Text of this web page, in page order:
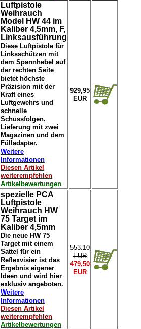
Luftpistole
Weihrauch
Model HW 44 im
Kaliber 4,5mm, F,
Linksausführung
Diese Luftpistole für
Linksschützen mit
dem Spannhebel auf
der rechten Seite
bietet höchste
Präzision mit der
Kraft eines
Luftgewehrs und
schnelle
Schussfolgen.
Lieferung mit zwei
Magazinen und dem
Fülladapter.
Weitere
Informationen
Diesen Artikel
weiterempfehlen
Artikelbewertungen
929,95
EUR
spezielle PCA
Luftpistole
Weihrauch HW
75 Target im
Kaliber 4,5mm
Die neue HW 75
Target mit einem
Sattel für ein
Reflexvisier ist das
Ergebnis eigener
Ideen und wird hier
exklusiv angeboten.
Weitere
Informationen
Diesen Artikel
weiterempfehlen
Artikelbewertungen
553.10
EUR
479,50
EUR